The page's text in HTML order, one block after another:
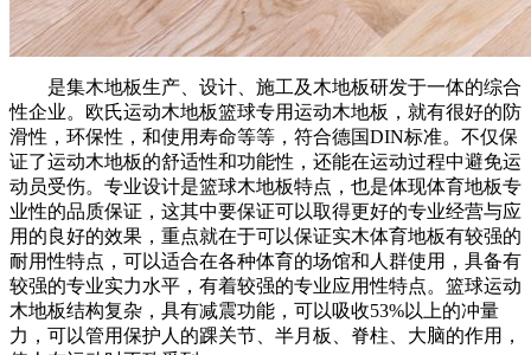
是集木地板生产、设计、施工及木地板研发于一体的综合
性企业。欧氏运动木地板篮球专用运动木地板，就有很好的防
滑性，环保性，和使用寿命等等，符合德国DIN标准。不仅保
证了运动木地板的舒适性和功能性，还能在运动过程中避免运
动员受伤。专业设计是篮球木地板特点，也是体现体育地板专
业性的品质保证，这其中要保证可以取得更好的专业经营与应
用的良好的效果，重点就在于可以保证实木体育地板有较强的
耐用性特点，可以适合在各种体育的场馆和人群使用，具备有
较强的专业实力水平，有着较强的专业应用性特点。篮球运动
木地板结构复杂，具有减震功能，可以吸收53%以上的冲量
力，可以管用保护人的踝关节、半月板、脊柱、大脑的作用，